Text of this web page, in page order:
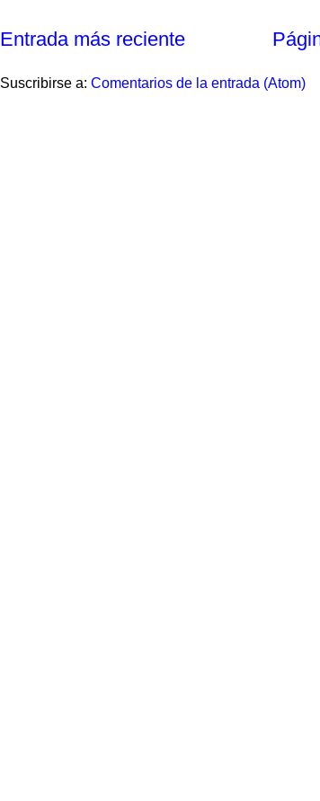
Entrada más reciente
Suscribirse a: Comentarios de la entrada (Atom)